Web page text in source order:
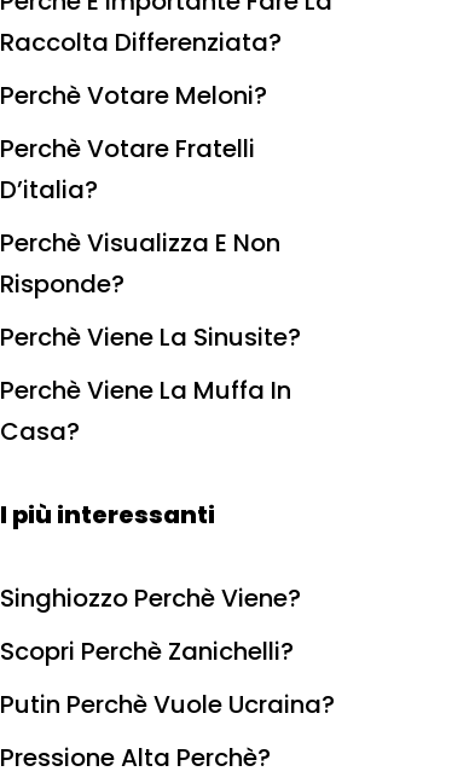
Raccolta Differenziata?
Perchè Votare Meloni?
Perchè Votare Fratelli
D’italia?
Perchè Visualizza E Non
Risponde?
Perchè Viene La Sinusite?
Perchè Viene La Muffa In
Casa?
I più interessanti
Singhiozzo Perchè Viene?
Scopri Perchè Zanichelli?
Putin Perchè Vuole Ucraina?
Pressione Alta Perchè?